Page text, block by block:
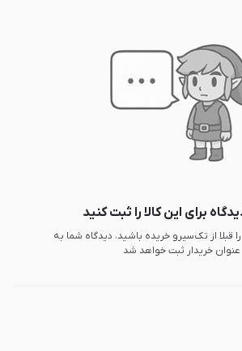
برای این کالا را ثبت کنید
قبلا از تک‌سیرو خریده باشید، دیدگاه شما به
عنوان خریدار ثبت خواهد شد